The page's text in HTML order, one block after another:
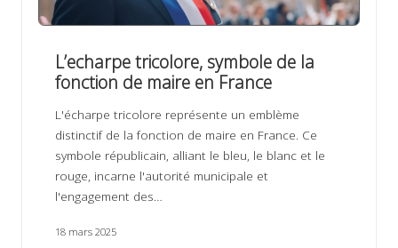
L’echarpe tricolore, symbole de la
fonction de maire en France
L'écharpe tricolore représente un emblème
distinctif de la fonction de maire en France. Ce
symbole républicain, alliant le bleu, le blanc et le
rouge, incarne l'autorité municipale et
l'engagement des…
18 mars 2025